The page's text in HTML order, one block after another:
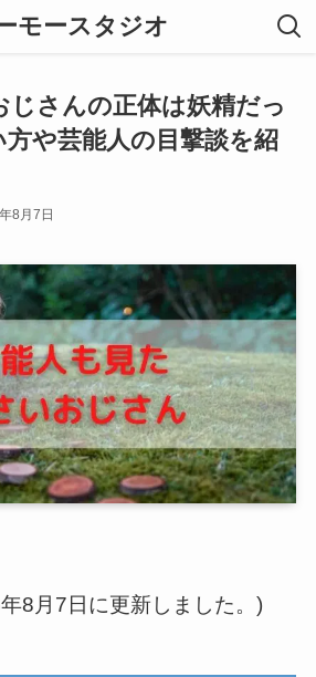
モースタジオ
じさんの正体は妖精だっ
や芸能人の目撃談を紹
8月7日
8月7日に更新しました。)